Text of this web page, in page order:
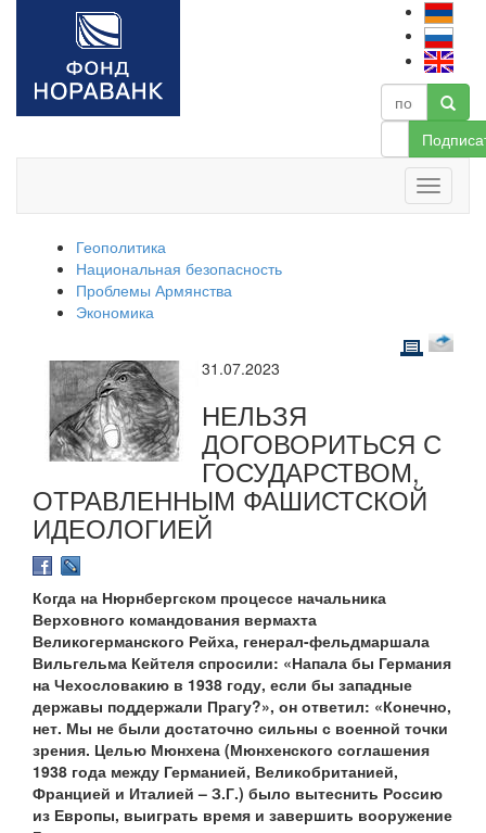
Геополитика
Национальная безопасность
Проблемы Армянства
Экономика
31.07.2023
НЕЛЬЗЯ
ДОГОВОРИТЬСЯ С
ГОСУДАРСТВОМ,
ОТРАВЛЕННЫМ ФАШИСТСКОЙ
ИДЕОЛОГИЕЙ
Когда на Нюрнбергском процессе начальника
Верховного командования вермахта
Великогерманского Рейха, генерал-фельдмаршала
Вильгельма Кейтеля спросили: «Напала бы Германия
на Чехословакию в 1938 году, если бы западные
державы поддержали Прагу?», он ответил: «Конечно,
нет. Мы не были достаточно сильны с военной точки
зрения. Целью Мюнхена (Мюнхенского соглашения
1938 года между Германией, Великобританией,
Францией и Италией – З.Г.) было вытеснить Россию
из Европы, выиграть время и завершить вооружение